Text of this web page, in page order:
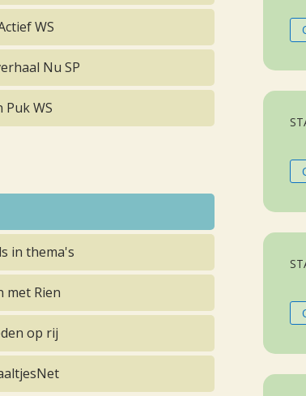
WS
Nu SP
Puk WS
in thema's
met Rien
op rij